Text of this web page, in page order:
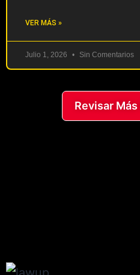
VER MÁS »
Julio 1, 2026 Sin Comentarios
Revisar